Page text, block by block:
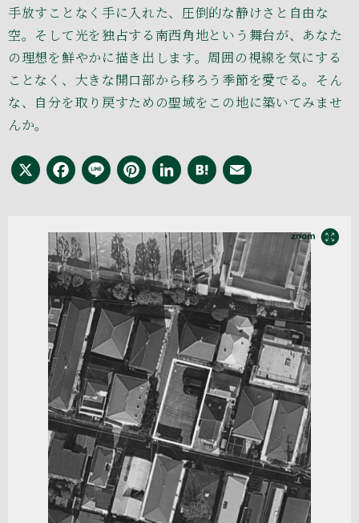
手放すことなく手に入れた、圧倒的な静けさと自由な
空。そして光を独占する南西角地という舞台が、あなた
の理想を鮮やかに描き出します。周囲の視線を気にする
ことなく、大きな開口部から移ろう季節を愛でる。そん
な、自分を取り戻すための聖域をこの地に築いてみませ
んか。
X Facebook
LinePinterest
LinkedIn
Hatena